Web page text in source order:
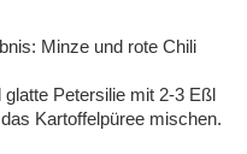
Minze und rote Chili
Petersilie mit 2-3 Eßl
Kartoffelpüree mischen.